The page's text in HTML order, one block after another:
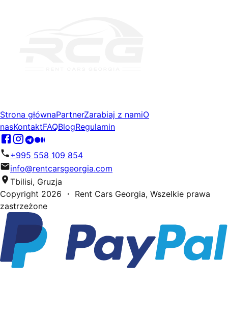
Strona głównaPartnerZarabiaj z namiO
nasKontaktFAQBlogRegulamin
+995 558 109 854
info@rentcarsgeorgia.com
Tbilisi, Gruzja
Copyright 2026 ・ Rent Cars Georgia, Wszelkie prawa
zastrzeżone